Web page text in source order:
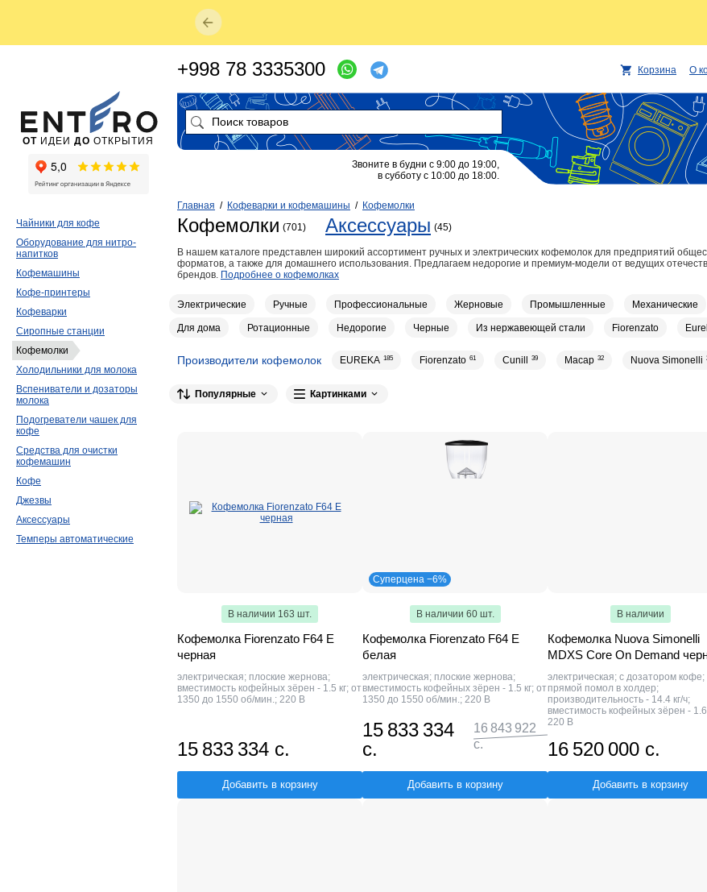
Главная / Кофеварки и кофемашины / Кофемолки
Кофемолки (701) Аксессуары (45)
В нашем каталоге представлен широкий ассортимент ручных и электрических кофемолок для предприятий
форматов, а также для домашнего использования. Предлагаем недорогие и премиум-модели от ведущих
брендов. Подробнее о кофемолках
Электрические Ручные Профессиональные Жерновые Промышленные Механические
Для дома Ротационные Недорогие Черные Из нержавеющей стали Fiorenzato
Производители кофемолок EUREKA 185 Fiorenzato 61 Cunill 39 Macap 32 Nuova Simonelli
Baratza
Sirman
Princess
Hyundai
Популярные Картинками
В наличии 163 шт.
Кофемолка Fiorenzato F64 E
черная
электрическая; плоские жернова;
вместимость кофейных зёрен - 1.5 кг; от
1350 до 1550 об/мин.; 220 В
15 833 334 с.
Добавить в корзину
Суперцена −6%
В наличии 60 шт.
Кофемолка Fiorenzato F64 E
белая
электрическая; плоские жернова;
вместимость кофейных зёрен - 1.5 кг; от
1350 до 1550 об/мин.; 220 В
15 833 334
с.
16 843 922
с.
Добавить в корзину
В наличии
Кофемолка Nuova Simonelli
MDXS Core On Demand
электрическая; с дозатором кофе;
прямой помол в холдер;
производительность - 14.4 кг/ч;
вместимость кофейных зёрен - 1.6
220 В
16 520 000 с.
Добавить в корзину
Чайники для кофе
Оборудование для нитро-
напитков
Кофемашины
Кофе-принтеры
Кофеварки
Сиропные станции
Кофемолки
Холодильники для молока
Вспениватели и дозаторы
молока
Подогреватели чашек для
кофе
Средства для очистки
кофемашин
Кофе
Джезвы
Аксессуары
Темперы автоматические
ОТ ИДЕИ ДО ОТКРЫТИЯ
+998 78 3335300 Корзина О
Звоните в будни с 9:00 до 19:00,
в субботу с 10:00 до 18:00.